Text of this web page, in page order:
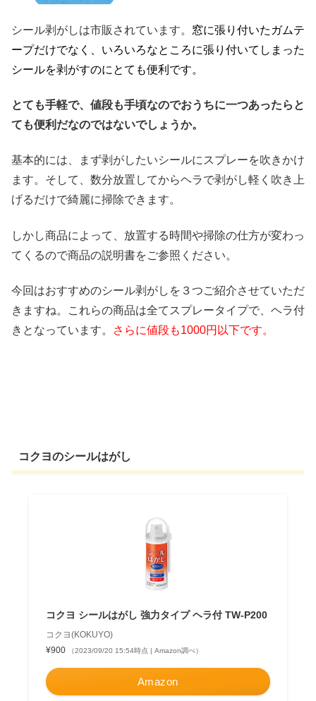
シール剥がしは市販されています。 窓に張り付いたガムテ
ープだけでなく、いろいろなところに張り付いてしまった
シールを剥がすのにとても便利です。
とても手軽で、値段も手頃なのでおうちに一つあったらと
ても便利だなのではないでしょうか。
基本的には、まず剥がしたいシールにスプレーを吹きかけ
ます。そして、数分放置してからヘラで剥がし軽く吹き上
げるだけで綺麗に掃除できます。
しかし商品によって、放置する時間や掃除の仕方が変わっ
てくるので商品の説明書をご参照ください。
今回はおすすめのシール剥がしを３つご紹介させていただ
きますね。これらの商品は全てスプレータイプで、ヘラ付
きとなっています。
さらに値段も1000円以下です。
コクヨのシールはがし
コクヨ シールはがし 強力タイプ ヘラ付 TW-P200
コクヨ(KOKUYO)
¥900
（2023/09/20 15:54時点 | Amazon調べ）
Amazon